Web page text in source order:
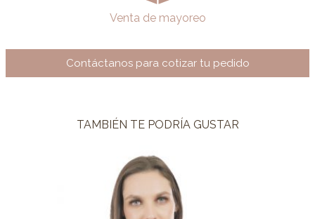
Venta de mayoreo
Contáctanos para cotizar tu pedido
TAMBIÉN TE PODRÍA GUSTAR